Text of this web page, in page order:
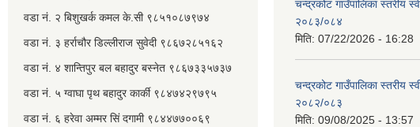
वडा नं. २ ‌‍बिशुखर्क कमल के.सी ९८५१०८७९७४
वडा नं. ३ हर्राचौर डिल्लीराज सुवेदी ९८६७२८५१६२
वडा नं. ४ शान्तिपुर बल बहादुर बस्नेत​ ९८६७३३५७३७
वडा नं. ५ ग्वाघा पृथ बहादुर कार्की ९८४७४२९७९५
वडा नं. ६ हरेवा अम्मर सिं दगामी​ ९८४४७७००६९
चन्द्रकोट गाउँपालिका स्तरीय
२०८३/०८४
मिति: 07/22/2026 - 16:28
चन्द्रकोट गाउँपालिका स्तरीय
२०८२/०८३
मिति: 09/08/2025 - 13:57